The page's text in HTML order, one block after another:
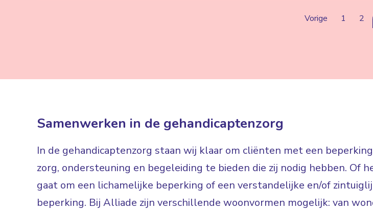
Vorige 1 2
Samenwerken in de gehandicaptenzorg
In de gehandicaptenzorg staan wij klaar om cliënten met een
zorg, ondersteuning en begeleiding te bieden die zij nodig hebben. Of
gaat om een lichamelijke beperking of een verstandelijke en/of
beperking. Bij Alliade zijn verschillende woonvormen mogelijk: van